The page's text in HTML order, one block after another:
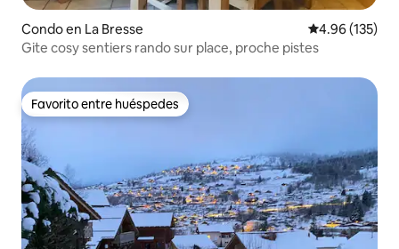
Condo en La Bresse Calificación
4.96 (135)
Gite cosy sentiers rando sur place, proche pistes
Favorito entre huéspedes
Favorito entre huéspedes